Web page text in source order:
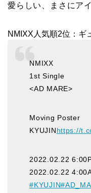
愛らしい、まさにア
NMIXX人気順2位：ギ
NMIXX
1st Single
<AD MARE>
Moving Poster
KYUJINhttps://
2022.02.22
2022.02.22
#KYUJIN